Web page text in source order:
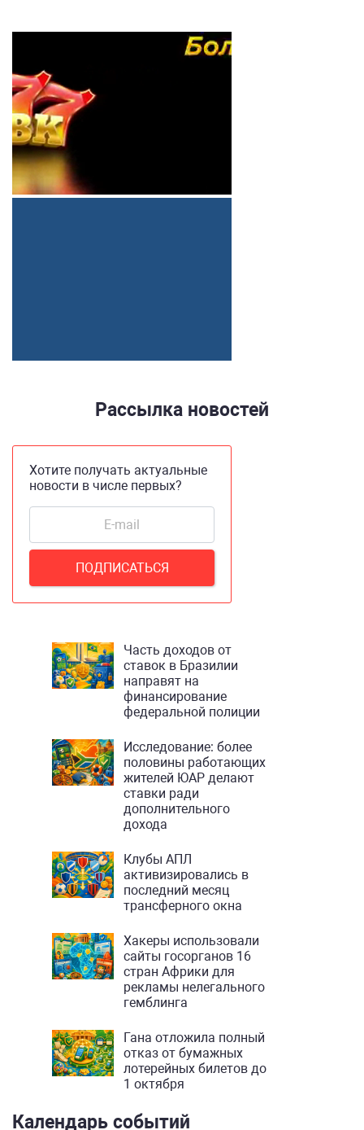
Рассылка новостей
Хотите получать актуальные
новости в числе первых?
Часть доходов от
ставок в Бразилии
направят на
финансирование
федеральной полиции
Исследование: более
половины работающих
жителей ЮАР делают
ставки ради
дополнительного
дохода
Клубы АПЛ
активизировались в
последний месяц
трансферного окна
Хакеры использовали
сайты госорганов 16
стран Африки для
рекламы нелегального
гемблинга
Гана отложила полный
отказ от бумажных
лотерейных билетов до
1 октября
Календарь событий